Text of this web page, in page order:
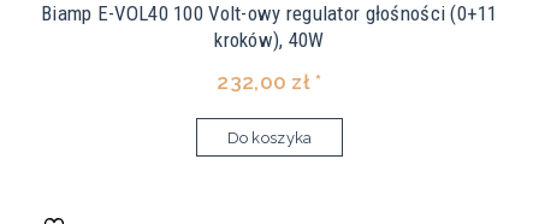
Biamp E-VOL40 100 Volt-owy regulator głośności (0+11
kroków), 40W
232,00 zł *
Do koszyka